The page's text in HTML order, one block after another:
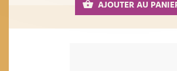
AJOUTER AU